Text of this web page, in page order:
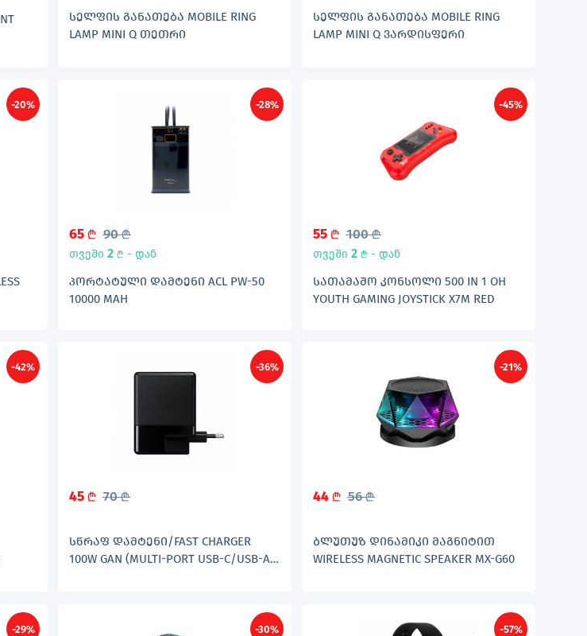
ᲡᲔᲚᲤᲘᲡ ᲒᲐᲜᲐᲗᲔᲑᲐ MOBILE RING
LAMP MINI Q ᲗᲔᲗᲠᲘ
ᲡᲔᲚᲤᲘᲡ ᲒᲐᲜᲐᲗᲔᲑᲐ MOBILE RING
LAMP MINI Q ᲕᲐᲠᲓᲘᲡᲤᲔᲠᲘ
-20% -28%
65 L 90L
თვეში 2 L - დან
ᲞᲝᲠᲢᲐᲢᲣᲚᲘ ᲓᲐᲛᲢᲔᲜᲘ ACL PW-50
10000 MAH
-45%
55 L 100L
თვეში 2 L - დან
ᲡᲐᲗᲐᲛᲐᲨᲝ ᲙᲝᲜᲡᲝᲚᲘ 500 IN 1 OH
YOUTH GAMING JOYSTICK X7M RED
-42% -36%
45 L 70L
ᲡᲬᲠᲐᲤ ᲓᲐᲛᲢᲔᲜᲘ/FAST CHARGER
100W GAN (MULTI-PORT USB-C/USB-A
-21%
44 L 56L
ᲑᲚᲣᲗᲣᲖ ᲓᲘᲜᲐᲛᲘᲙᲘ ᲛᲐᲒᲜᲘᲢᲘᲗ
WIRELESS MAGNETIC SPEAKER MX-G60
-29% -30% -57%